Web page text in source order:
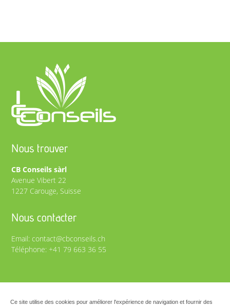
Nous trouver
CB Conseils sàrl
Avenue Vibert 22
1227 Carouge, Suisse
Nous contacter
Email: contact@cbconseils.ch
Téléphone: +41 79 663 36 55
Copyright © 2026, Agence flooweditfloowedit.com : creation de site
Ce site utilise des cookies pour améliorer l'expérience de navigation et fournir des